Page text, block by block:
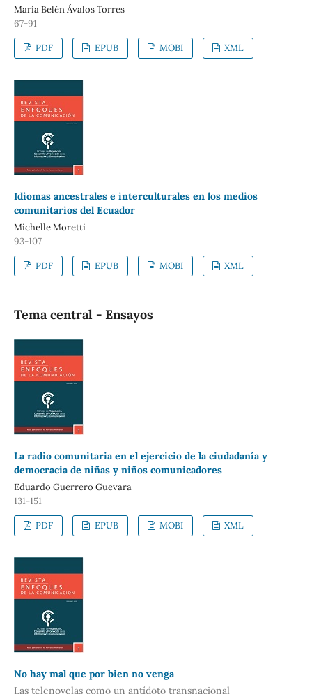
María Belén Ávalos Torres
67-91
PDF EPUB MOBI XML
Idiomas ancestrales e interculturales en los medios
comunitarios del Ecuador
Michelle Moretti
93-107
PDF EPUB MOBI XML
Tema central - Ensayos
La radio comunitaria en el ejercicio de la ciudadanía y
democracia de niñas y niños comunicadores
Eduardo Guerrero Guevara
131-151
PDF EPUB MOBI XML
No hay mal que por bien no venga
Las telenovelas como un antídoto transnacional